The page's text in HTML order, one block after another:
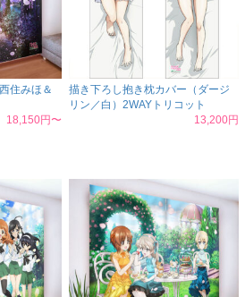
住みほ＆
18,150円〜
描き下ろし抱き枕カバー（ダージ
リン／白）2WAYトリコット
13,200円